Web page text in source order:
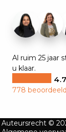
Al ruim 25 jaar
u klaar.
778 beoordeeld
Auteursrecht ©